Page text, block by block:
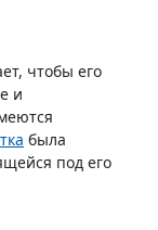
чтобы его
и
была
под его